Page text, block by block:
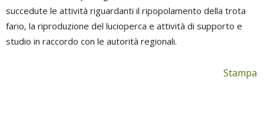
succedute le attività riguardanti il ripopolamento della trota
fario, la riproduzione del lucioperca e attività di supporto e
studio in raccordo con le autorità regionali.
Stampa